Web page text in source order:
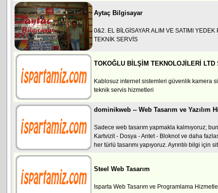
Aytaç Bilgisayar
0&2. EL BİLGİSAYAR ALIM VE SATIMI
TEKNİK SERVİS
TOKOĞLU BİLŞİM TEKNOLOJİLERİ LTD
Kablosuz internet sistemleri güvenlik kamera
teknik servis hizmetleri
dominikweb -- Web Tasarım ve Yazılım
Sadece web tasarım yapmakla kalmıyoruz;
Kartvizit - Dosya - Antet - Bloknot ve daha
her türlü tasarımı yapıyoruz. Ayrıntılı bilgi için
Steel Web Tasarım
Isparta Web Tasarım ve Programlama